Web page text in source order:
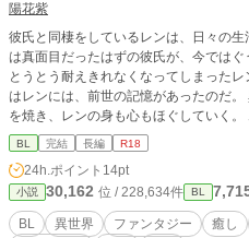
陽花紫
彼氏と同棲をしているレンは、日々の
は真面目だったはずの彼氏が、今ではぐ
とうとう耐えきれなくなってしまった
はレンには、前世の記憶があったのだ
を焼き、レンの身も心もほぐしていく
す。
BL 完結 長編 R18
24h.ポイント 14pt
小説 30,162 位 / 228,634件 BL
BL 異世界 ファンタジー 癒し